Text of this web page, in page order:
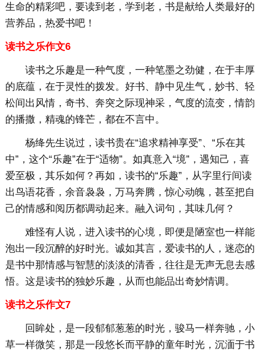
生命的精彩吧，要读到老，学到老，书是献给人类最好的
营养品，热爱书吧！
读书之乐作文6
读书之乐趣是一种气度，一种笔墨之劲健，在于丰厚
的底蕴，在于灵性的拨发。好书、静中见生气，妙书、轻
松间出风情，奇书、奔突之际现神采，气度的流变，情韵
的播撒，精魂的锋芒，都在不言中。
杨绛先生说过，读书贵在“追求精神享受”、“乐在其
中”，这个“乐趣”在于“适物”。如真意入“境”，遇知己，喜
爱至极，其乐如何？再如，读书的“乐趣”，从字里行间读
出鸟语花香，余音袅袅，万马奔腾，惊心动魄，甚至把自
己的情感和阅历都调动起来。融入词句，其味几何？
难怪有人说，进入读书的心境，即便是陋室也一样能
泡出一段沉醉的好时光。诚如其言，爱读书的人，迷恋的
是书中那情感与智慧的淡淡的清香，往往是无声无息去感
悟。这是读书的独妙乐趣，从而也能品出奇妙情调。
读书之乐作文7
回眸处，是一段郁郁葱葱的时光，骏马一样奔驰，小
草一样微笑，那是一段悠长而平静的童年时光，沉湎于书